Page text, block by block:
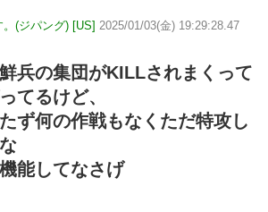
(ジパング) [US] 2025/01/03(金) 19:29:28.47
兵の集団がKILLされまくって
てるけど、
ず何の作戦もなくただ特攻し
能してなさげ